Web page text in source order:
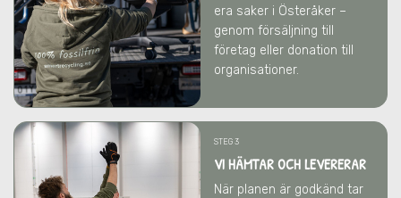
era saker i Österåker –
genom försäljning till
företag eller donation till
organisationer.
STEG 3
VI HÄMTAR OCH LEVERERAR
När planen är godkänd tar